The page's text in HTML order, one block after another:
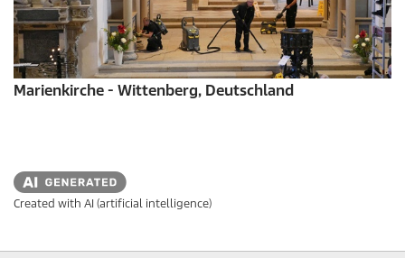
Marienkirche - Wittenberg, Deutschland
Created with AI (artificial intelligence)